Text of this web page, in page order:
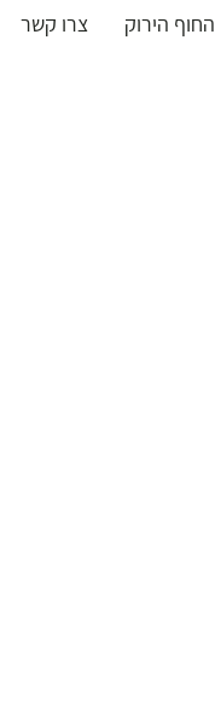
החוף הירוק
צרו קשר